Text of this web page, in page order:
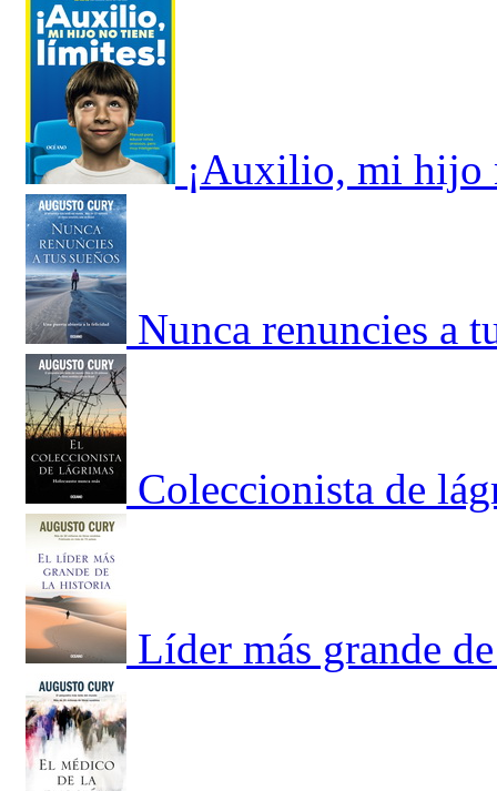
¡Auxilio, mi hijo
Nunca renuncies a
Coleccionista de
Líder más grande